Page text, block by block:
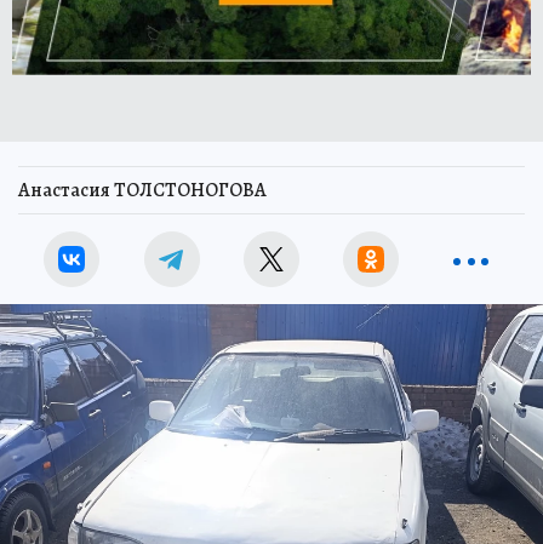
Анастасия ТОЛСТОНОГОВА